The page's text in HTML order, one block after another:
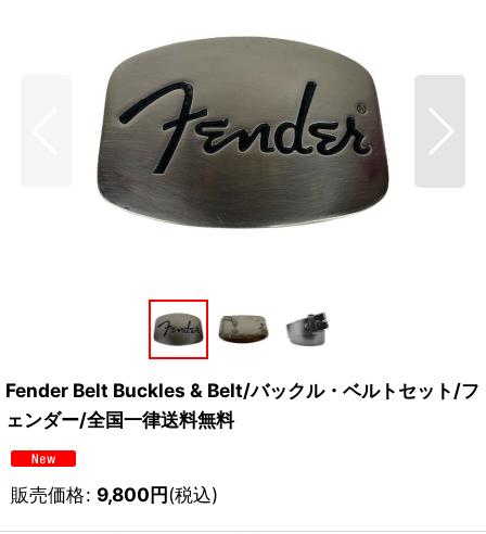
Fender Belt Buckles & Belt/バックル・ベルトセット/フ
ェンダー/全国一律送料無料
販売価格: 9,800円(税込)